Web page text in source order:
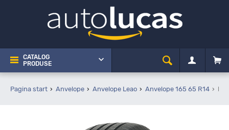
CATALOG
PRODUSE
Pagina start Anvelope Anvelope Leao Anvelope 165 65 R14